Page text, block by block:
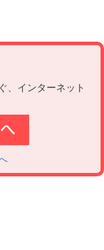
、インターネット